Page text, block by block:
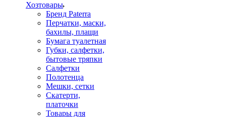
Хозтовары
Бренд Paterra
Перчатки, маски,
бахилы, плащи
Бумага туалетная
Губки, салфетки,
бытовые тряпки
Салфетки
Полотенца
Мешки, сетки
Скатерти,
платочки
Товары для